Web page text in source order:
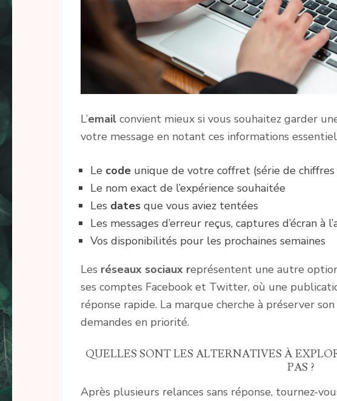
L’email convient mieux si vous souhaitez garder
votre message en notant ces informations
Le code unique de votre coffret (série de
Le nom exact de l’expérience souhaitée
Les dates que vous aviez tentées
Les messages d’erreur reçus, captures d’écran à
Vos disponibilités pour les prochaines semaines
Les réseaux sociaux représentent une autre
ses comptes Facebook et Twitter, où une
réponse rapide. La marque cherche à préserver
demandes en priorité.
QUELLES SONT LES ALTERNATIVES À
PAS ?
Après plusieurs relances sans réponse, tournez-